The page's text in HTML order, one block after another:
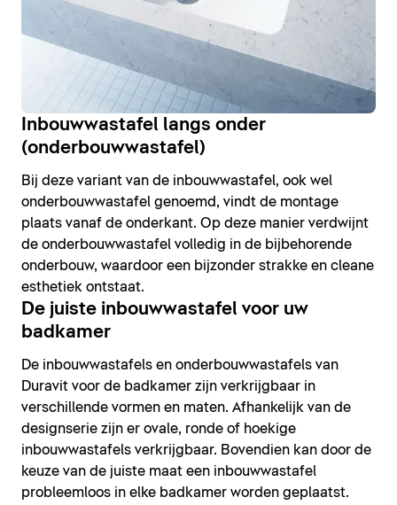
Inbouwwastafel langs onder
(onderbouwwastafel)
Bij deze variant van de inbouwwastafel, ook wel
onderbouwwastafel genoemd, vindt de montage
plaats vanaf de onderkant. Op deze manier verdwijnt
de onderbouwwastafel volledig in de bijbehorende
onderbouw, waardoor een bijzonder strakke en cleane
esthetiek ontstaat.
De juiste inbouwwastafel voor uw
badkamer
De inbouwwastafels en onderbouwwastafels van
Duravit voor de badkamer zijn verkrijgbaar in
verschillende vormen en maten. Afhankelijk van de
designserie zijn er ovale, ronde of hoekige
inbouwwastafels verkrijgbaar. Bovendien kan door de
keuze van de juiste maat een inbouwwastafel
probleemloos in elke badkamer worden geplaatst.